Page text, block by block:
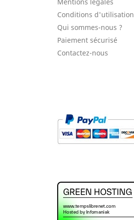
Conditions d'utilisation
Qui sommes-nous ?
Paiement sécurisé
Contactez-nous